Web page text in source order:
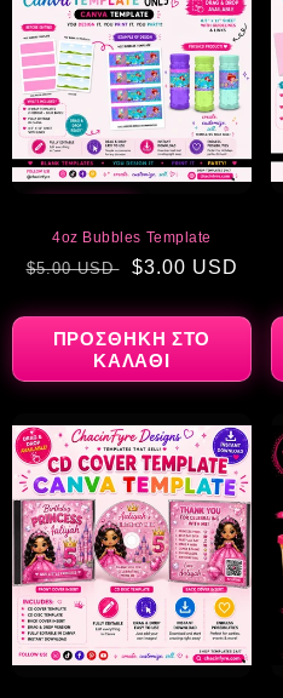
4oz Bubbles Template
Κανονική
$5.00 USD
Τιμή
$3.00 USD
ΠΡΟΣΘΉΚΗ ΣΤΟ
ΚΑΛΆΘΙ